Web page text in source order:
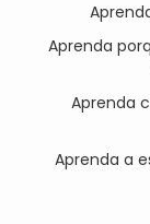
Aprenda
Aprenda
Aprenda a